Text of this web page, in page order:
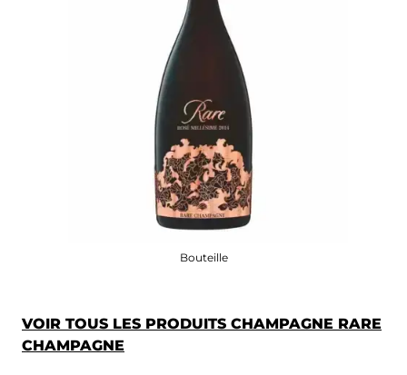
Bouteille
VOIR TOUS LES PRODUITS CHAMPAGNE RARE
CHAMPAGNE